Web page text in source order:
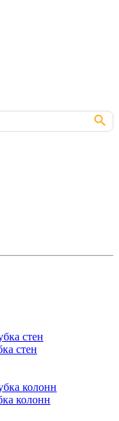
Search Button
стен
стен
колонн
колонн